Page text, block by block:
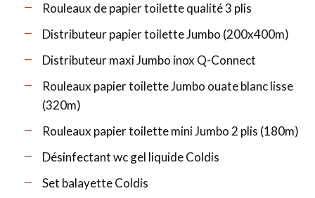
Rouleaux de papier toilette qualité 3 plis
Distributeur papier toilette Jumbo (200x400m)
Distributeur maxi Jumbo inox Q-Connect
Rouleaux papier toilette Jumbo ouate blanc lisse
(320m)
Rouleaux papier toilette mini Jumbo 2 plis (180m)
Désinfectant wc gel liquide Coldis
Set balayette Coldis